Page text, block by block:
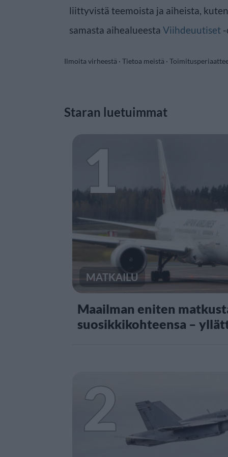
liittyvistä teemoista ja aiheista, kuten
samasta aihealueesta Viihdeuutiset
Ilmoita virheestä · Tietoa meistä ·
Staran luetuimmat
1
MATKAILU
Maailman eniten
suosikkikohteensa –
2